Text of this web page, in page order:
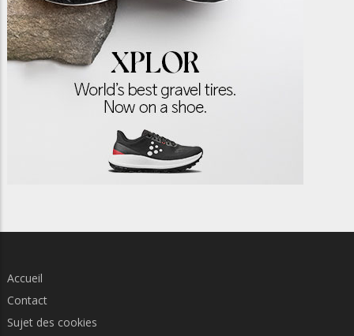
Accueil
Contact
Sujet des cookies